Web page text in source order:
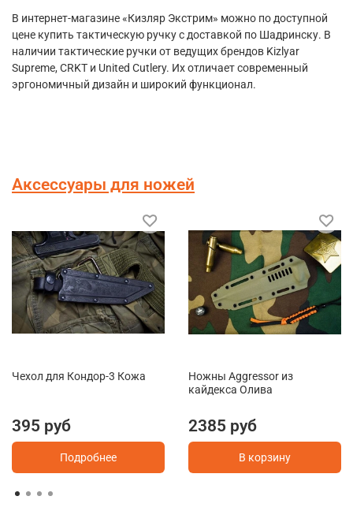
В интернет-магазине «Кизляр Экстрим» можно по доступной
цене купить тактическую ручку с доставкой по Шадринску. В
наличии тактические ручки от ведущих брендов Kizlyar
Supreme, CRKT и United Cutlery. Их отличает современный
эргономичный дизайн и широкий функционал.
Аксессуары для ножей
Чехол для Кондор-3 Кожа
395 руб
Подробнее
Ножны Aggressor из
кайдекса Олива
2385 руб
В корзину